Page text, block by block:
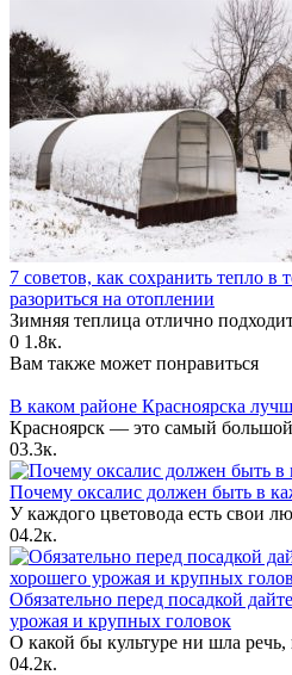
7 советов, как сохранить тепло в
разориться на отоплении
Зимняя теплица отлично
0 1.8к.
Вам также может понравиться
В каком районе Красноярска
Красноярск — это самый
03.3к.
Почему оксалис должен быть в
У каждого цветовода есть свои
04.2к.
Обязательно перед посадкой
урожая и крупных головок
О какой бы культуре ни шла
04.2к.